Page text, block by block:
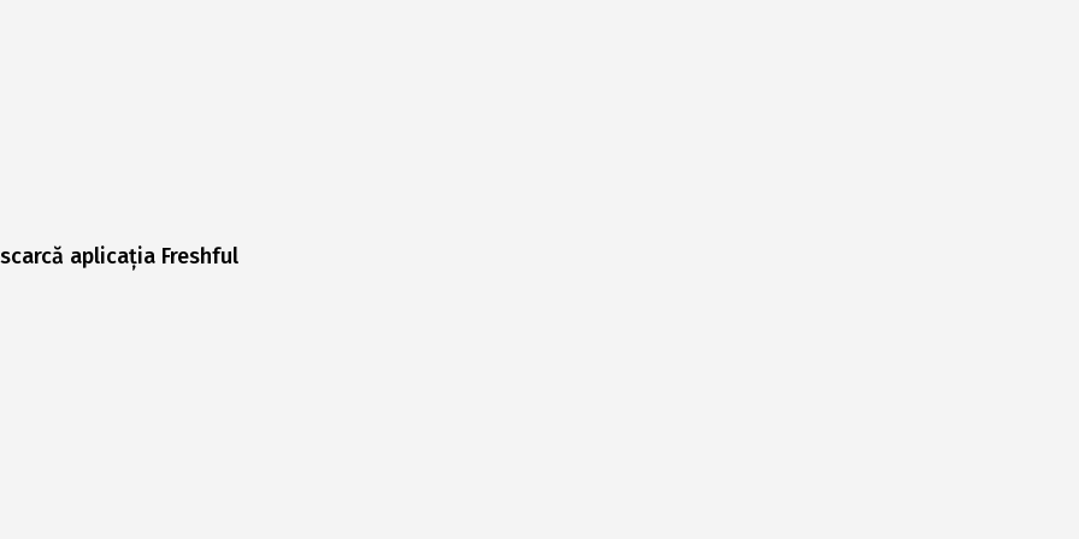
aplicația Freshful